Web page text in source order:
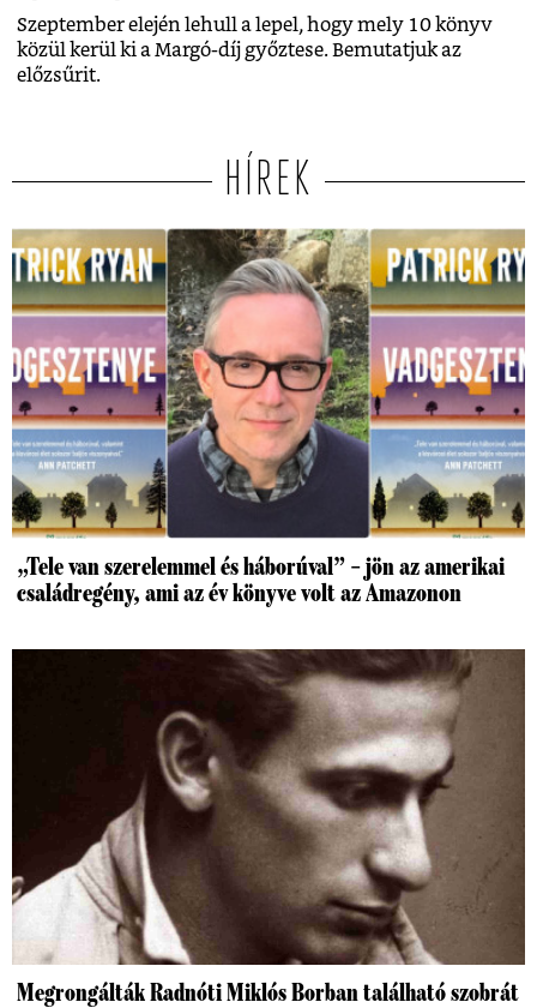
Szeptember elején lehull a lepel, hogy mely 10 könyv
közül kerül ki a Margó-díj győztese. Bemutatjuk az
előzsűrit.
HÍREK
„Tele van szerelemmel és háborúval” – jön az amerikai
családregény, ami az év könyve volt az Amazonon
Megrongálták Radnóti Miklós Borban található szobrát